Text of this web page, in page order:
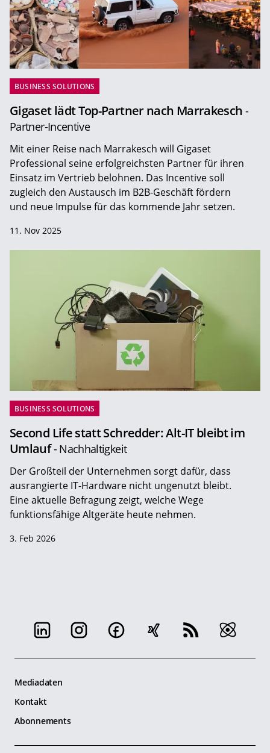
BUSINESS SOLUTIONS
Gigaset lädt Top-Partner nach Marrakesch -
Partner-Incentive
Mit einer Reise nach Marrakesch will Gigaset
Professional seine erfolgreichsten Partner für ihren
Einsatz im Vertrieb belohnen. Das Incentive soll
zugleich den Austausch im B2B-Geschäft fördern
und neue Impulse für das kommende Jahr setzen.
11. Nov 2025
BUSINESS SOLUTIONS
Second Life statt Schredder: Alt-IT bleibt im
Umlauf- Nachhaltigkeit
Der Großteil der Unternehmen sorgt dafür, dass
ausrangierte IT-Hardware nicht ungenutzt bleibt.
Eine aktuelle Befragung zeigt, welche Wege
funktionsfähige Altgeräte heute nehmen.
3. Feb 2026
Mediadaten
Kontakt
Abonnements